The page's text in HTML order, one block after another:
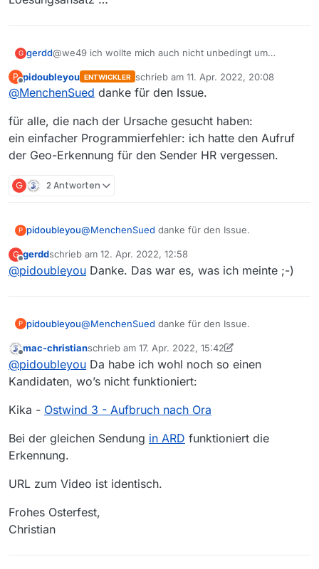
G gerdd@we49 ich wollte mich auch nicht unbedingt um
vorzustellen, wie die identische URL mal eine
Geoblocking-Flag bekommt und mal nicht. Das scheint
Loesungsansatz …
P
Offline
pidoubleyou ENTWICKLER schrieb am 11. Apr. 2022, 20:08
zuletzt editiert von
@MenchenSued danke für den Issue.
für alle, die nach der Ursache gesucht haben:
ein einfacher Programmierfehler: ich hatte den Aufruf
der Geo-Erkennung für den Sender HR vergessen.
G 2 Antworten
P pidoubleyou@MenchenSued danke für den Issue.
für alle, die nach der Ursache gesucht haben:
ein einfacher Programmierfehler: ich hatte den
G
Offline
gerddschrieb am 12. Apr. 2022, 12:58
zuletzt editiert von
@pidoubleyou Danke. Das war es, was ich meinte ;-)
P pidoubleyou@MenchenSued danke für den Issue.
für alle, die nach der Ursache gesucht haben:
ein einfacher Programmierfehler: ich hatte den
Aufruf der Geo-Erkennung für den Sender HR
Offline
mac-christianschrieb am 17. Apr. 2022, 15:42
zuletzt editiert von MenchenSued
@pidoubleyou Da habe ich wohl noch so einen
Kandidaten, wo’s nicht funktioniert:
Kika - Ostwind 3 - Aufbruch nach Ora
Bei der gleichen Sendung in ARD funktioniert die
Erkennung.
URL zum Video ist identisch.
Frohes Osterfest,
Christian